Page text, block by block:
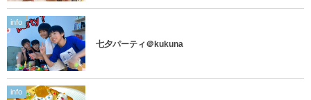
info
七夕パーティ＠kukuna
info